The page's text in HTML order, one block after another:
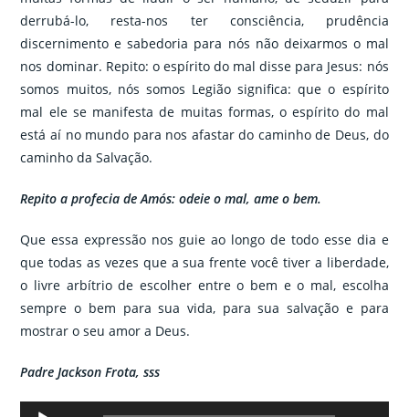
derrubá-lo, resta-nos ter consciência, prudência
discernimento e sabedoria para nós não deixarmos o mal
nos dominar. Repito: o espírito do mal disse para Jesus: nós
somos muitos, nós somos Legião significa: que o espírito
mal ele se manifesta de muitas formas, o espírito do mal
está aí no mundo para nos afastar do caminho de Deus, do
caminho da Salvação.
Repito a profecia de Amós: odeie o mal, ame o bem.
Que essa expressão nos guie ao longo de todo esse dia e
que todas as vezes que a sua frente você tiver a liberdade,
o livre arbítrio de escolher entre o bem e o mal, escolha
sempre o bem para sua vida, para sua salvação e para
mostrar o seu amor a Deus.
Padre Jackson Frota, sss
Tocador